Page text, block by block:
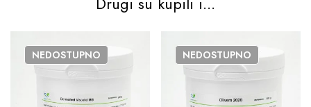
NEDOSTUPNO NEDOSTUPNO